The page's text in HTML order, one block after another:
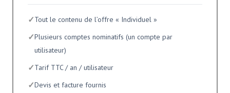
✓Tout le contenu de l’offre « Individuel »
✓Plusieurs comptes nominatifs (un compte par
utilisateur)
✓Tarif TTC / an / utilisateur
✓Devis et facture fournis